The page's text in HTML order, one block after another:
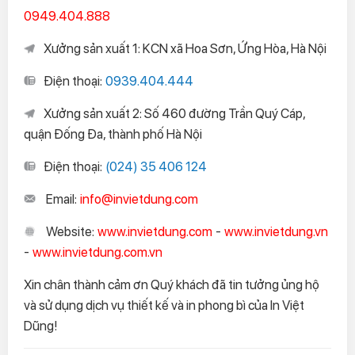
0949.404.888
Xưởng sản xuất 1: KCN xã Hoa Sơn, Ứng Hòa, Hà Nội
Điện thoại: 0939.404.444
Xưởng sản xuất 2: Số 460 đường Trần Quý Cáp,
quận Đống Đa, thành phố Hà Nội
Điện thoại: (024) 35 406 124
Email: info@invietdung.com
Website: www.invietdung.com - www.invietdung.vn
- www.invietdung.com.vn
Xin chân thành cảm ơn Quý khách đã tin tưởng ủng hộ
và sử dụng dịch vụ thiết kế và in phong bì của In Việt
Dũng!